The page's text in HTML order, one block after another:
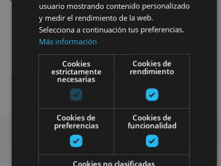
Visitas guiadas
usuario mostrando contenido personalizado
y medir el rendimiento de la web.
Selecciona a continuación tus preferencias.
Más información
Cookies
estrictamente
necesarias
Cookies de
rendimiento
Cookies de
preferencias
Cookies de
funcionalidad
Cookies no clasificadas